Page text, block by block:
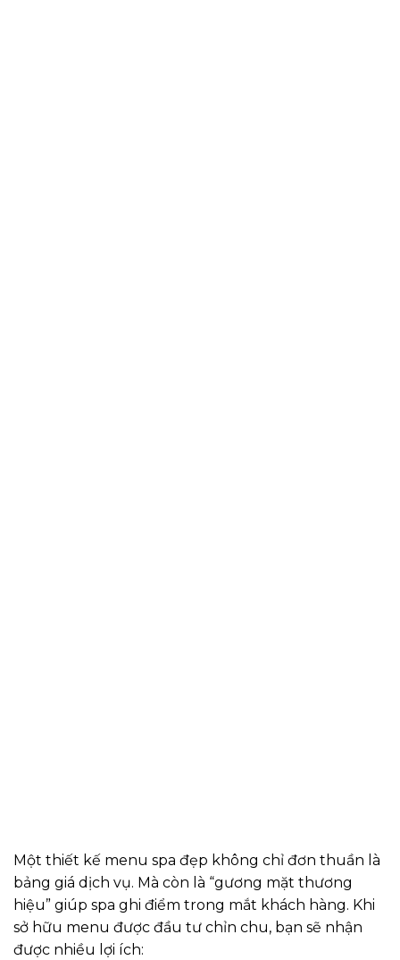
Một thiết kế menu spa đẹp không chỉ đơn thuần là
bảng giá dịch vụ. Mà còn là “gương mặt thương
hiệu” giúp spa ghi điểm trong mắt khách hàng. Khi
sở hữu menu được đầu tư chỉn chu, bạn sẽ nhận
được nhiều lợi ích: